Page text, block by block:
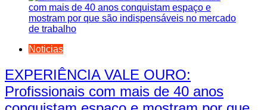
Noticias
EXPERIÊNCIA VALE OURO:
Profissionais com mais de 40 anos